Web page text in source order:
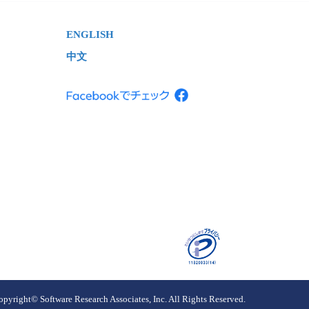
ENGLISH
中文
Software Research Associates, Inc. All Rights Reserved.